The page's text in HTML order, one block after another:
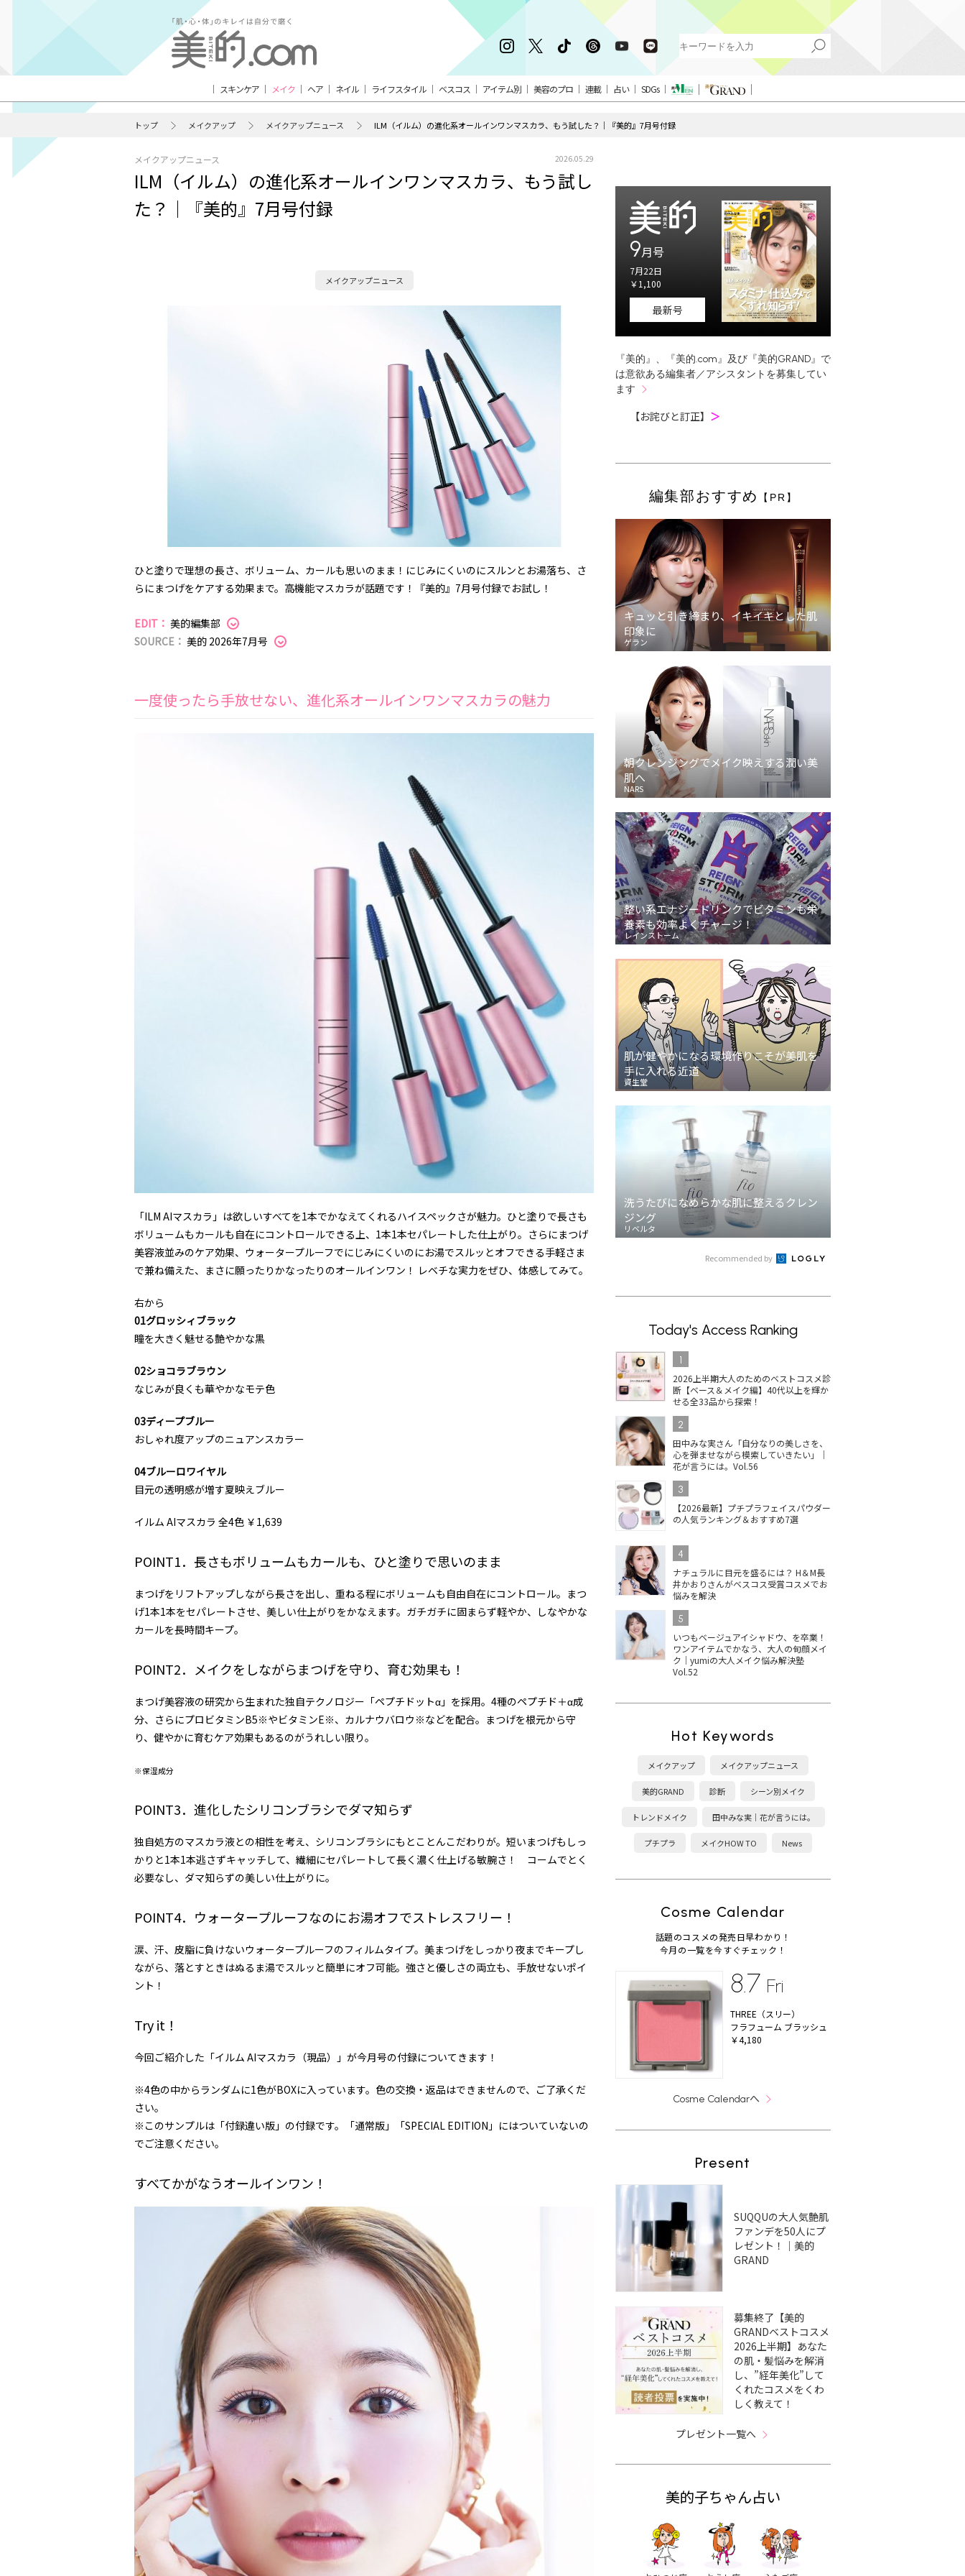
スキンケア メイク ヘア ネイル ライフスタイル ベスコス アイテム別 美容のプロ 連載 占い SDGs
トップ メイクアップ メイクアップニュース ILM（イルム）の進化系オールインワンマスカラ、もう試した？｜『美的』7月号付録
メイクアップニュース 2026.05.29
ILM（イルム）の進化系オールインワンマスカラ、もう試し
た？｜『美的』7月号付録
メイクアップニュース
ひと塗りで理想の長さ、ボリューム、カールも思いのまま！にじみにくいのにスルンとお湯落ち、さ
らにまつげをケアする効果まで。高機能マスカラが話題です！『美的』7月号付録でお試し！
EDIT： 美的編集部
SOURCE： 美的 2026年7月号
一度使ったら手放せない、進化系オールインワンマスカラの魅力
「ILM AIマスカラ」は欲しいすべてを1本でかなえてくれるハイスペックさが魅力。ひと塗りで長さも
ボリュームもカールも自在にコントロールできる上、1本1本セパレートした仕上がり。さらにまつげ
美容液並みのケア効果、ウォータープルーフでにじみにくいのにお湯でスルッとオフできる手軽さま
で兼ね備えた、まさに願ったりかなったりのオールインワン！ レベチな実力をぜひ、体感してみて。
右から
01グロッシィブラック
瞳を大きく魅せる艶やかな黒
02ショコラブラウン
なじみが良くも華やかなモテ色
03ディープブルー
おしゃれ度アップのニュアンスカラー
04ブルーロワイヤル
目元の透明感が増す夏映えブルー
イルム AIマスカラ 全4色 ￥1,639
POINT1．長さもボリュームもカールも、ひと塗りで思いのまま
まつげをリフトアップしながら長さを出し、重ねる程にボリュームも自由自在にコントロール。まつ
げ1本1本をセパレートさせ、美しい仕上がりをかなえます。ガチガチに固まらず軽やか、しなやかな
カールを長時間キープ。
POINT2．メイクをしながらまつげを守り、育む効果も！
まつげ美容液の研究から生まれた独自テクノロジー「ペプチドットα」を採用。4種のペプチド＋α成
分、さらにプロビタミンB5※やビタミンE※、カルナウバロウ※などを配合。まつげを根元から守
り、健やかに育むケア効果もあるのがうれしい限り。
※保湿成分
POINT3．進化したシリコンブラシでダマ知らず
独自処方のマスカラ液との相性を考え、シリコンブラシにもとことんこだわりが。短いまつげもしっ
かりと1本1本逃さずキャッチして、繊細にセパレートして長く濃く仕上げる敏腕さ！ コームでとく
必要なし、ダマ知らずの美しい仕上がりに。
POINT4．ウォータープルーフなのにお湯オフでストレスフリー！
涙、汗、皮脂に負けないウォータープルーフのフィルムタイプ。美まつげをしっかり夜までキープし
ながら、落とすときはぬるま湯でスルッと簡単にオフ可能。強さと優しさの両立も、手放せないポイ
ント！
Try it！
今回ご紹介した「イルム AIマスカラ（現品）」が今月号の付録についてきます！
※4色の中からランダムに1色がBOXに入っています。色の交換・返品はできませんので、ご了承くだ
さい。
※このサンプルは「付録違い版」の付録です。「通常版」「SPECIAL EDITION」にはついていないの
でご注意ください。
すべてかがなうオールインワン！
9月号
7月22日
￥1,100
最新号
『美的』、『美的.com』及び『美的GRAND』で
は意欲ある編集者／アシスタントを募集してい
ます
【お詫びと訂正】 ＞
編集部おすすめ 【PR】
キュッと引き締まり、イキイキとした肌
印象に
ゲラン
朝クレンジングでメイク映えする潤い美
肌へ
NARS
整い系エナジードリンクでビタミンも栄
養素も効率よくチャージ！
レインストーム
肌が健やかになる環境作りこそが美肌を
手に入れる近道
資生堂
洗うたびになめらかな肌に整えるクレン
ジング
リベルタ
Recommended by
Today's Access Ranking
1
2026上半期大人のためのベストコスメ診
断【ベース＆メイク編】40代以上を輝か
せる全33品から探索！
2
田中みな実さん「自分なりの美しさを、
心を弾ませながら模索していきたい」｜
花が言うには。Vol.56
3
【2026最新】プチプラフェイスパウダー
の人気ランキング＆おすすめ7選
4
ナチュラルに目元を盛るには？ H＆M長
井かおりさんがベスコス受賞コスメでお
悩みを解決
5
いつもベージュアイシャドウ、を卒業！
ワンアイテムでかなう、大人の旬顔メイ
ク｜yumiの大人メイク悩み解決塾
Vol.52
Hot Keywords
メイクアップ メイクアップニュース
美的GRAND 診断 シーン別メイク
トレンドメイク 田中みな実｜花が言うには。
プチプラ メイクHOW TO News
Cosme Calendar
話題のコスメの発売日早わかり！
今月の一覧を今すぐチェック！
8.7 Fri
THREE（スリー）
フラフューム ブラッシュ
￥4,180
Cosme Calendarへ
Present
SUQQUの大人気艶肌
ファンデを50人にプ
レゼント！｜美的
GRAND
募集終了【美的
GRANDベストコスメ
2026上半期】あなた
の肌・髪悩みを解消
し、”経年美化”して
くれたコスメをくわ
しく教えて！
プレゼント一覧へ
美的子ちゃん占い